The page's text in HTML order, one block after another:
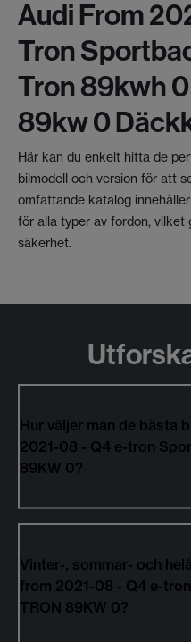
Audi From
Tron
Tron 89kwh
89kw 0
Här kan du enkelt hitta de
bilmodell och version för att
omfattande katalog
för alla typer av fordon,
säkerhet.
Hur väljer man de bästa
2021-08 - Q4 e-tron
89KW 0?
Vinter-, sommar- och
from 2021-08 - Q4 e-
TRON 89KW 0?